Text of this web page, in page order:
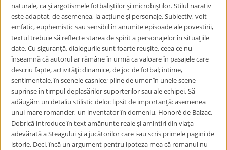
naturale, ca şi argotismele fotbaliştilor şi microbiştilor. Stilul narativ
este adaptat, de asemenea, la acţiune şi personaje. Subiectiv, voit
emfatic, euphemistic sau sensibil în anumite episoade ale povestirii,
textul trebuie sӑ reflecte starea de spirit a personajelor în situaţiile
date. Cu siguranţӑ, dialogurile sunt foarte reuşite, ceea ce nu
înseamnӑ cӑ autorul ar rӑmâne în urmӑ ca valoare în pasajele care
descriu fapte, activitӑţi: dinamice, de joc de fotbal; intime,
sentimentale, în scenele casnice; pline de umor în unele scene
suprinse în timpul deplasӑrilor suporterilor sau ale echipei. Sӑ
adӑugӑm un detaliu stilistic deloc lipsit de importanţӑ: asemenea
unui mare romancier, un inventator în domeniu, Honoré de Balzac,
Dobricӑ introduce în text amӑnunte reale şi amintiri din viaţa
adevӑratӑ a Steagului şi a jucӑtorilor care i-au scris primele pagini de
istorie. Deci, încӑ un argument pentru ipoteza mea cӑ romanul nu